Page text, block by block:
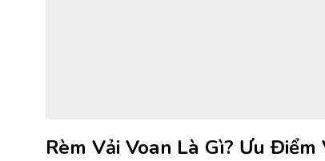
Rèm Vải Voan Là Gì? Ưu